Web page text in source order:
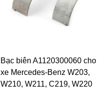
Bạc biên A1120300060 cho
xe Mercedes-Benz W203,
W210, W211, C219, W220